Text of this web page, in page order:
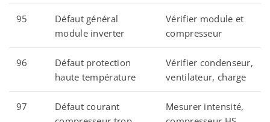
95
Défaut général
module inverter
Vérifier module et
compresseur
96
Défaut protection
haute température
Vérifier condenseur,
ventilateur, charge
97
Défaut courant
Mesurer intensité,